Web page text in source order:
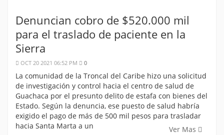
Denuncian cobro de $520.000 mil
para el traslado de paciente en la
Sierra
OCT 20 2021 06:52 PM 0
La comunidad de la Troncal del Caribe hizo una solicitud
de investigación y control hacia el centro de salud de
Guachaca por el presunto delito de estafa con bienes del
Estado. Según la denuncia, ese puesto de salud habría
exigido el pago de más de 500 mil pesos para trasladar
hacia Santa Marta a un
Ver Mas